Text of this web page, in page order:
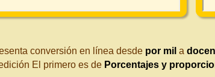
conversión en línea desde por mil a
El primero es de Porcentajes y